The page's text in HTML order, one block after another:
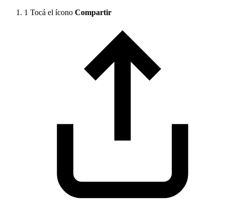
1 Tocá el ícono Compartir